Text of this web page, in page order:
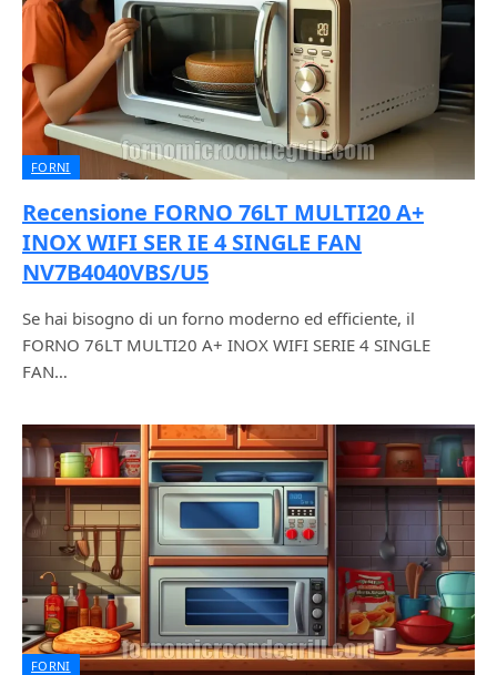
FORNI
Recensione FORNO 76LT MULTI20 A+
INOX WIFI SER IE 4 SINGLE FAN
NV7B4040VBS/U5
Se hai bisogno di un forno moderno ed efficiente, il
FORNO 76LT MULTI20 A+ INOX WIFI SERIE 4 SINGLE
FAN…
FORNI